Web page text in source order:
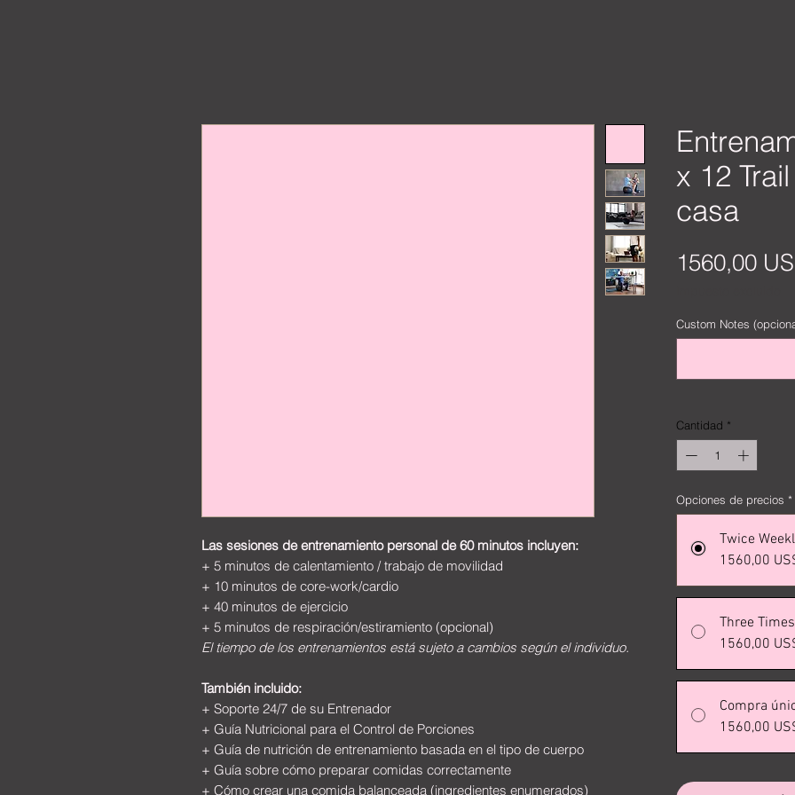
Las sesiones de entrenamiento personal de 60 minutos incluyen:
+ 5 minutos de calentamiento / trabajo de movilidad
+ 10 minutos de core-work/cardio
+ 40 minutos de ejercicio
+ 5 minutos de respiración/estiramiento (opcional)
El tiempo de los entrenamientos está sujeto a cambios según el individuo.
También incluido:
+ Soporte 24/7 de su Entrenador
+ Guía Nutricional para el Control de Porciones
+ Guía de nutrición de entrenamiento basada en el tipo de cuerpo
+ Guía sobre cómo preparar comidas correctamente
+ Cómo crear una comida balanceada (ingredientes enumerados)
x 12
casa
1560,00
Custom Notes
Cantidad *
Opciones de precios *
Twice
1560,00
Three
1560,00
Compra
1560,00